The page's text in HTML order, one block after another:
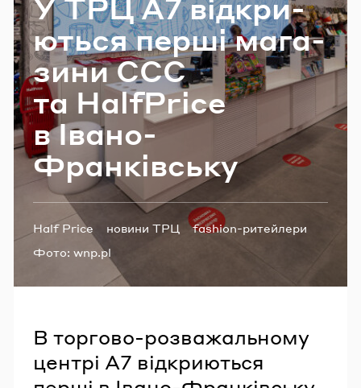
У ТРЦ А7 від­кри­
ю­ться перші ма­га­
зи­ни ССС
та HalfPrice
в Івано-​
Франківську
Теги:
Half Price новини ТРЦ
fashion-ритейлери
Фото: wnp.pl
В торгово-розважальному
центрі А7 відкриються
Email
Пароль
Забули пароль?
УВІЙТИ